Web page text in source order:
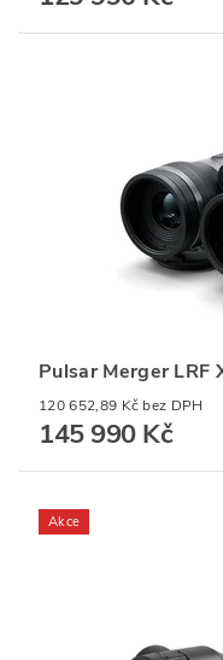
Pulsar Merger LRF
120 652,89 Kč bez DPH
145 990 Kč
Akce